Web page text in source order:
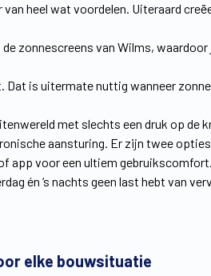
heel wat voordelen. Uiteraard
zonnescreens van Wilms,
is uitermate nuttig wanneer
met slechts een druk op de
aansturing. Er zijn twee
app voor een ultiem gebruikscomfort.
én ‘s nachts geen last hebt van
elke bouwsituatie